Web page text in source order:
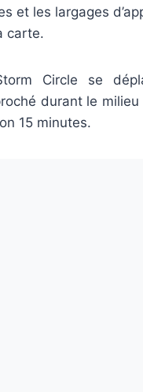
et les largages
carte.
Circle se
durant le
15 minutes.